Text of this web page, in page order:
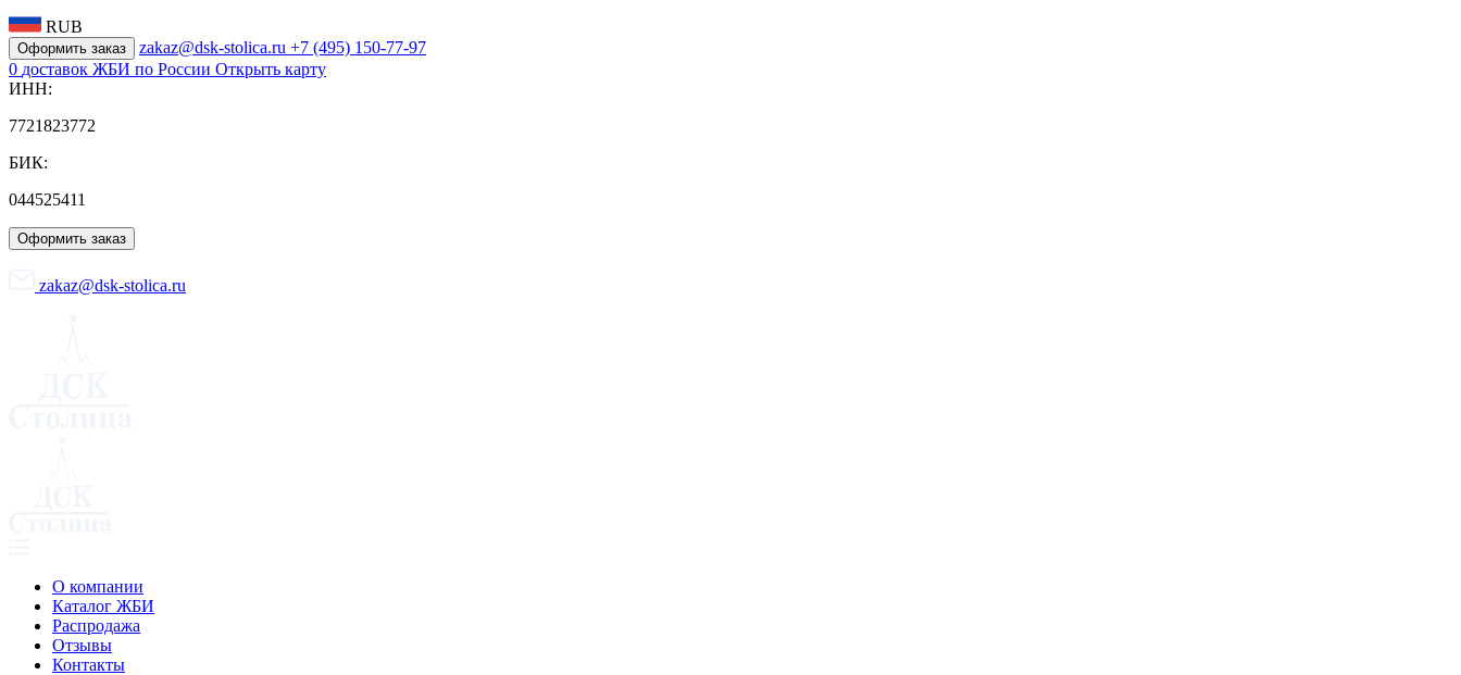
RUB
Оформить заказ zakaz@dsk-stolica.ru +7 (495) 150-77-97
0 доставок ЖБИ по России Открыть карту
ИНН:
7721823772
БИК:
044525411
Оформить заказ
zakaz@dsk-stolica.ru
О компании
Каталог ЖБИ
Распродажа
Отзывы
Контакты